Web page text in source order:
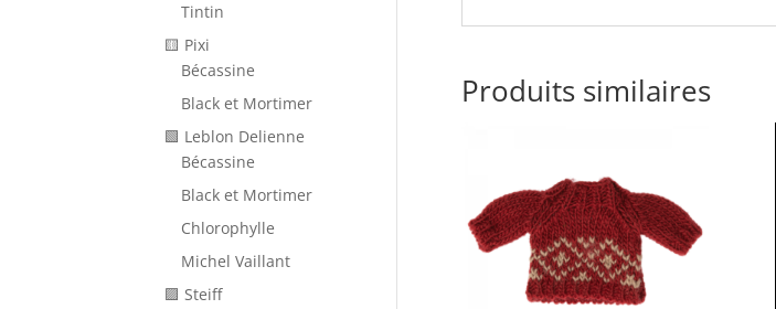
Produits similaires
Tintin
🟨 Pixi
Bécassine
Black et Mortimer
🟩 Leblon Delienne
Bécassine
Black et Mortimer
Chlorophylle
Michel Vaillant
🟪 Steiff